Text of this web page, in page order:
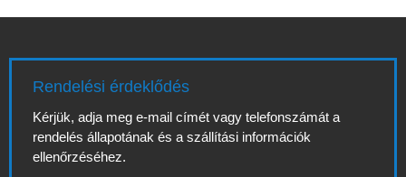
Rendelési érdeklődés
Kérjük, adja meg e-mail címét vagy telefonszámát a
rendelés állapotának és a szállítási információk
ellenőrzéséhez.